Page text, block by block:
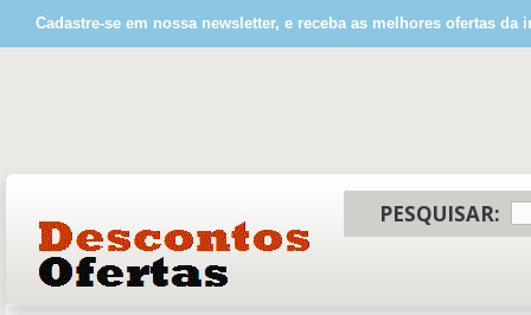
Cadastre-se em nossa newsletter, e receba as melhores ofertas da
PESQUISAR: